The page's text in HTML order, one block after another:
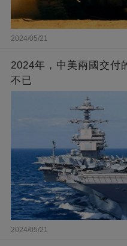
2024/05/21
2024年，中美兩國交付
不已
2024/05/21